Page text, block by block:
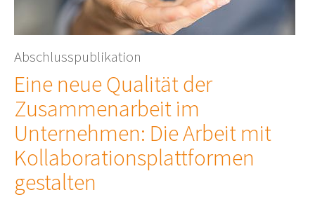
Abschlusspublikation
Eine neue Qualität der
Zusammenarbeit im
Unternehmen: Die Arbeit mit
Kollaborationsplattformen
gestalten